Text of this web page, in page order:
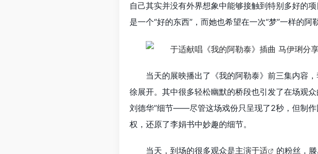
自己其实并没有外界想象中能够接触到特别多好的
是一个“好的东西”，而她也希望在一次“梦”一样的
当天的展映播出了《我的阿勒泰》前三集内容
徐展开。其中很多轻松幽默的桥段也引发了在场观
刘德华”细节——尽管这场戏份只呈现了2秒，但制
权，还原了李娟书中妙趣的细节。
当天，到场的很多观众是主演于适
的粉丝，